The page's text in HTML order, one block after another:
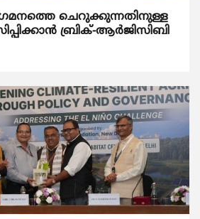
ചെറുക്കുന്നതിനുള്ള
ബ്രിക്-ആര്‍ജിസിബി